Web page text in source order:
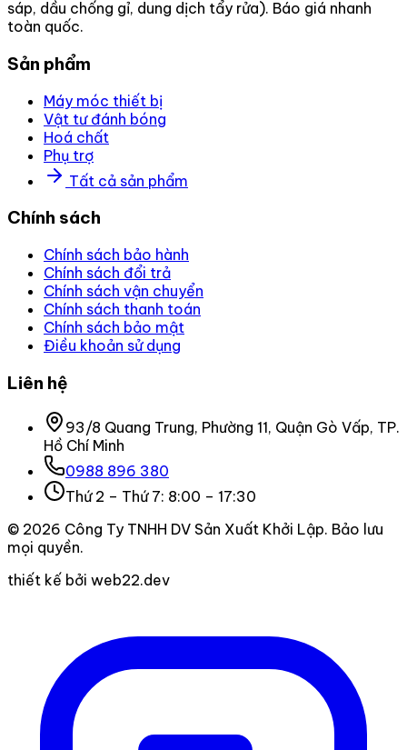
sáp, dầu chống gỉ, dung dịch tẩy rửa). Báo giá nhanh
toàn quốc.
Sản phẩm
Máy móc thiết bị
Vật tư đánh bóng
Hoá chất
Phụ trợ
Tất cả sản phẩm
Chính sách
Chính sách bảo hành
Chính sách đổi trả
Chính sách vận chuyển
Chính sách thanh toán
Chính sách bảo mật
Điều khoản sử dụng
Liên hệ
93/8 Quang Trung, Phường 11, Quận Gò Vấp, TP.
Hồ Chí Minh
0988 896 380
Thứ 2 – Thứ 7: 8:00 – 17:30
© 2026 Công Ty TNHH DV Sản Xuất Khởi Lập. Bảo lưu
mọi quyền.
thiết kế bởi web22.dev